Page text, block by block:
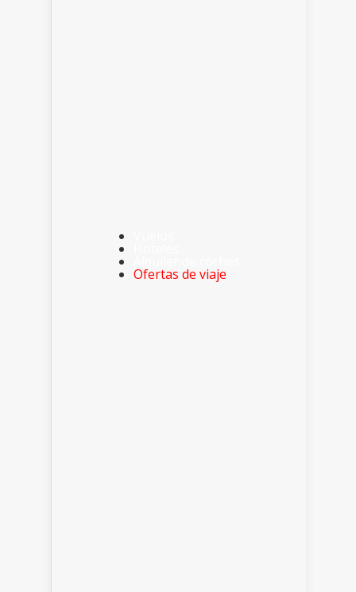
Ofertas de viaje